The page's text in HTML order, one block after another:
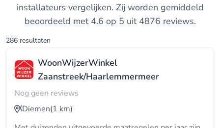
installateurs vergelijken. Zij worden gemiddeld
beoordeeld met 4.6 op 5 uit 4876 reviews.
286 resultaten
WoonWijzerWinkel
Zaanstreek/Haarlemmermeer
Nog geen reviews
Diemen(1 km)